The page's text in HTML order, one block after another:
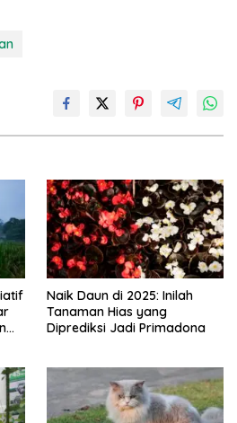
Naik Daun di 2025: Inilah
Tanaman Hias yang
Diprediksi Jadi Primadona